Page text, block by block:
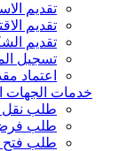
تقديم
تقديم
تقديم
تسجيل
اعتماد
خدمات الجهات
طلب نقل
طلب فرض
طلب فتح